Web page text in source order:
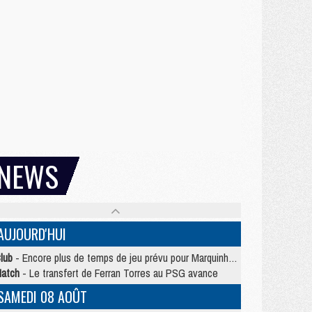
- Encore plus de temps de jeu prévu pour Marquinhos et les Portugais en Supercoupe
- Le transfert de Ferran Torres au PSG avance
08 AOÛT